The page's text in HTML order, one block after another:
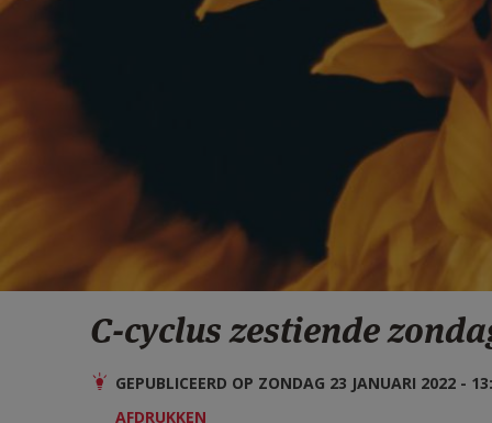
C-cyclus zestiende
GEPUBLICEERD OP ZONDAG 23 JANUARI 2022 -
AFDRUKKEN